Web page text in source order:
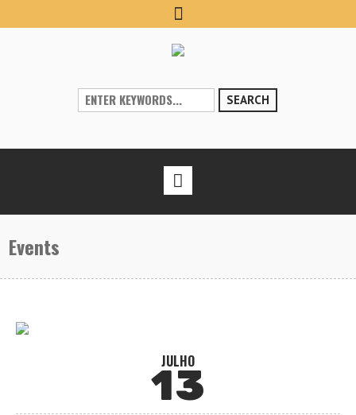
SEARCH
Events
JULHO
13